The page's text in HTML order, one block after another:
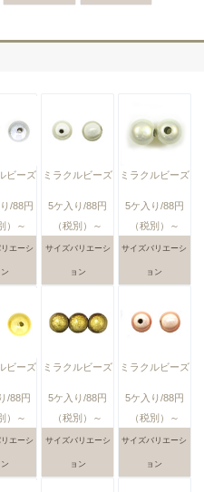
ビーズ
/88円
）～
エーシ
ン
ミラクルビーズ
5ケ入り/88円
（税別）～
サイズバリエーシ
ョン
ミラクルビーズ
5ケ入り/88円
（税別）～
サイズバリエーシ
ョン
ビーズ
/88円
）～
エーシ
ン
ミラクルビーズ
5ケ入り/88円
（税別）～
サイズバリエーシ
ョン
ミラクルビーズ
5ケ入り/88円
（税別）～
サイズバリエーシ
ョン